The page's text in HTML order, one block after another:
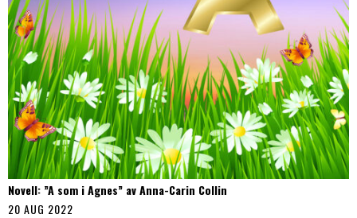
Novell: ”A som i Agnes” av Anna-Carin Collin
20 AUG 2022